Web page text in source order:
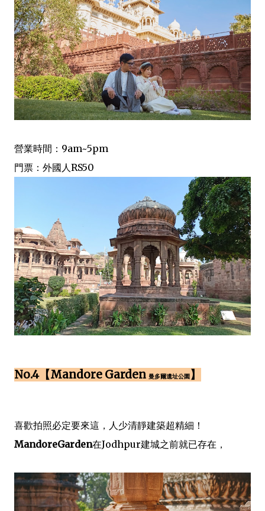
營業時間：9am~5pm
門票：外國人RS50
No.4【Mandore Garden 曼多爾遺址公園 】
喜歡拍照必定要來這，人少清靜建築超精細！
MandoreGarden在Jodhpur建城之前就已存在，